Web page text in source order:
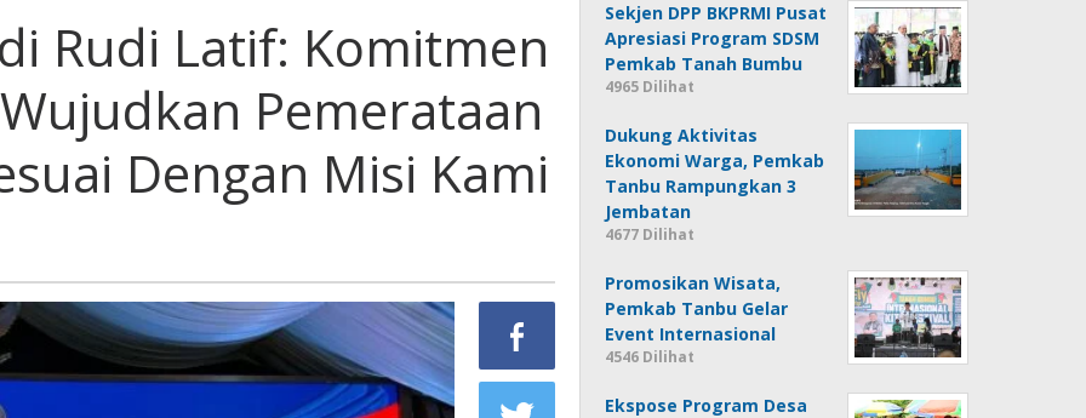
Rudi Latif: Komitmen
Pemerataan
Dengan Misi Kami
Sekjen DPP BKPRMI Pusat
Apresiasi Program SDSM
Pemkab Tanah Bumbu
4965 Dilihat
Dukung Aktivitas
Ekonomi Warga, Pemkab
Tanbu Rampungkan 3
Jembatan
4677 Dilihat
Promosikan Wisata,
Pemkab Tanbu Gelar
Event Internasional
4546 Dilihat
Ekspose Program Desa